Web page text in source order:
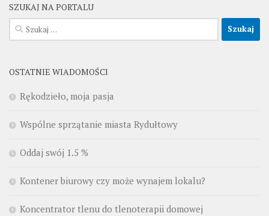
SZUKAJ NA PORTALU
Szukaj:
OSTATNIE WIADOMOŚCI
Rękodzieło, moja pasja
Wspólne sprzątanie miasta Rydułtowy
Oddaj swój 1.5 %
Kontener biurowy czy może wynajem lokalu?
Koncentrator tlenu do tlenoterapii domowej